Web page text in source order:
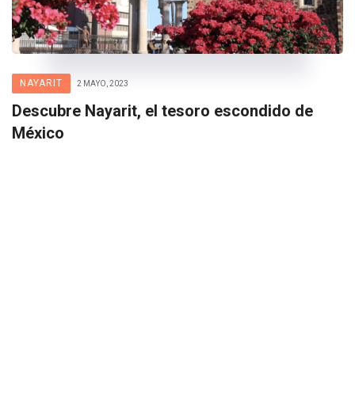
NAYARIT 2 MAYO, 2023
Descubre Nayarit, el tesoro escondido de
México